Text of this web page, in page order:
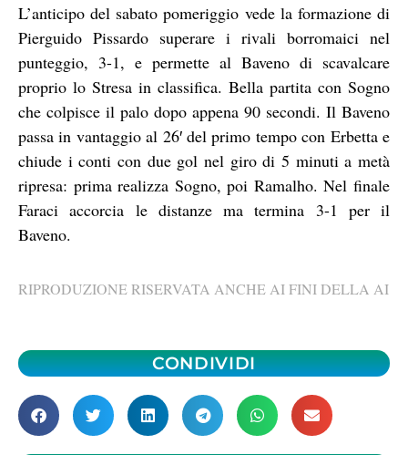
L’anticipo del sabato pomeriggio vede la formazione di
Pierguido Pissardo superare i rivali borromaici nel
punteggio, 3-1, e permette al Baveno di scavalcare
proprio lo Stresa in classifica. Bella partita con Sogno
che colpisce il palo dopo appena 90 secondi. Il Baveno
passa in vantaggio al 26′ del primo tempo con Erbetta e
chiude i conti con due gol nel giro di 5 minuti a metà
ripresa: prima realizza Sogno, poi Ramalho. Nel finale
Faraci accorcia le distanze ma termina 3-1 per il
Baveno.
RIPRODUZIONE RISERVATA ANCHE AI FINI DELLA AI
CONDIVIDI